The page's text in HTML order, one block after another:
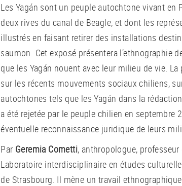
Les Yagán sont un peuple autochtone vivant en
deux rives du canal de Beagle, et dont les
illustrés en faisant retirer des installations
saumon. Cet exposé présentera l’ethnographie
que les Yagán nouent avec leur milieu de vie.
sur les récents mouvements sociaux chiliens,
autochtones tels que les Yagán dans la
a été rejetée par le peuple chilien en septembre
éventuelle reconnaissance juridique de leurs
Par Geremia Cometti, anthropologue,
Laboratoire interdisciplinaire en études
de Strasbourg. Il mène un travail